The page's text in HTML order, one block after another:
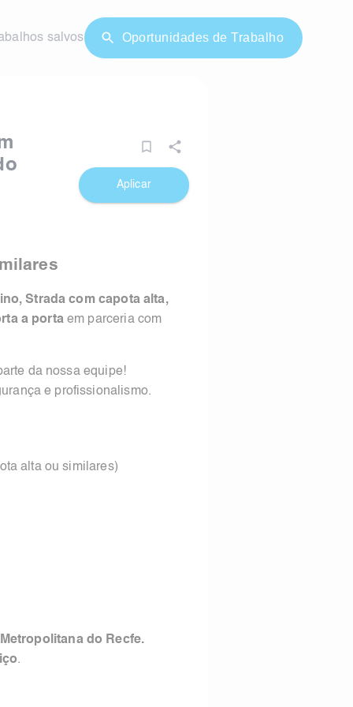
salvos Oportunidades de Trabalho
Aplicar
Strada com capota alta,
a portaem parceria com
da nossa equipe!
e profissionalismo.
alta ou similares)
do Recfe.
.